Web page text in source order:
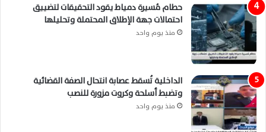
حطام مُسيرة دمياط يقود التحقيقات لتضييق
احتمالات جهة الإطلاق المحتملة وتحليلها
منذ يوم واحد
الداخلية تُسقط عصابة انتحال الصفة القضائية
وتضبط أسلحة وكروت مزورة للنصب
منذ يوم واحد